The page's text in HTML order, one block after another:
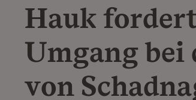
Hauk
Umgang bei
von